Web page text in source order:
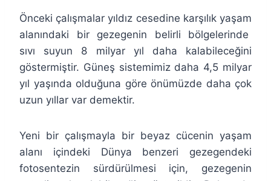
Önceki çalışmalar yıldız cesedine karşılık yaşam
alanındaki bir gezegenin belirli bölgelerinde
sıvı suyun 8 milyar yıl daha kalabileceğini
göstermiştir. Güneş sistemimiz daha 4,5 milyar
yıl yaşında olduğuna göre önümüzde daha çok
uzun yıllar var demektir.
Yeni bir çalışmayla bir beyaz cücenin yaşam
alanı içindeki Dünya benzeri gezegendeki
fotosentezin sürdürülmesi için, gezegenin